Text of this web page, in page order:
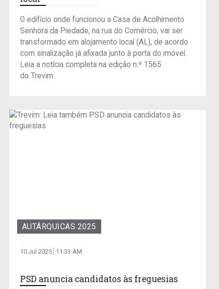
O edifício onde funcionou a Casa de Acolhimento
Senhora da Piedade, na rua do Comércio, vai ser
transformado em alojamento local (AL), de acordo
com sinalização já afixada junto à porta do imóvel.
Leia a notícia completa na edição n.º 1565
do Trevim
AUTÁRQUICAS 2025
10 Jul 2025 11:33 AM
PSD anuncia candidatos às freguesias